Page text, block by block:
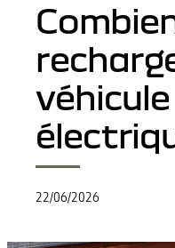
Electrique
véhicule
22/06/2026